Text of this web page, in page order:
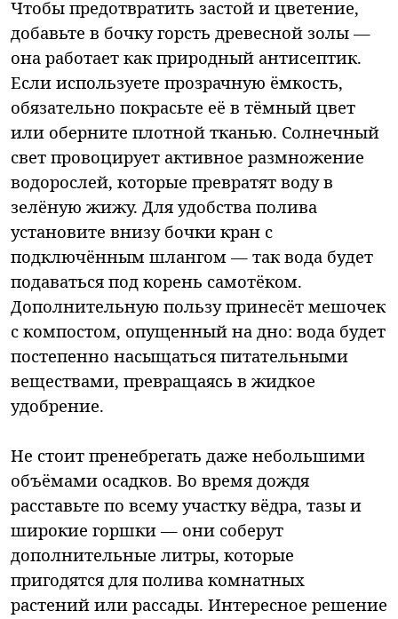
Чтобы предотвратить застой и цветение,
добавьте в бочку горсть древесной золы —
она работает как природный антисептик.
Если используете прозрачную ёмкость,
обязательно покрасьте её в тёмный цвет
или оберните плотной тканью. Солнечный
свет провоцирует активное размножение
водорослей, которые превратят воду в
зелёную жижу. Для удобства полива
установите внизу бочки кран с
подключённым шлангом — так вода будет
подаваться под корень самотёком.
Дополнительную пользу принесёт мешочек
с компостом, опущенный на дно: вода будет
постепенно насыщаться питательными
веществами, превращаясь в жидкое
удобрение.
Не стоит пренебрегать даже небольшими
объёмами осадков. Во время дождя
расставьте по всему участку вёдра, тазы и
широкие горшки — они соберут
дополнительные литры, которые
пригодятся для полива комнатных
растений или рассады. Интересное решение